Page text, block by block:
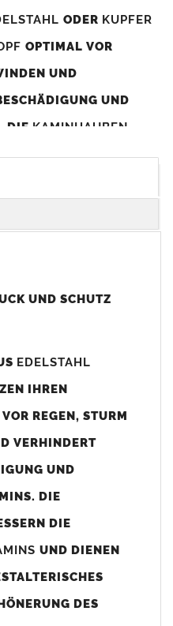
ODER KUPFER
OPTIMAL VOR
UND
UND
DIE KAMINHAUBEN
DES BAUWERKS.
immer auf das
(siehe Bild/Zeichnung unten).
Sollten die Bohrungen
(Auswahlfeld)
vom Kaminrand ca.
UND SCHUTZ
EDELSTAHL
IHREN
REGEN, STURM
VERHINDERT
UND
DIE
DIE
UND DIENEN
DES